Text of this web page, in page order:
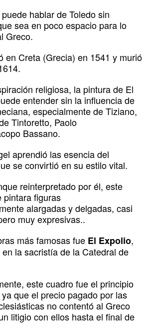
hablar de Toledo sin
sea en poco espacio para lo
Greco.
en Creta (Grecia) en 1541 y murió
religiosa, la pintura de El
entender sin la influencia de
especialmente de Tiziano,
Tintoretto, Paolo
Bassano.
aprendió las esencia del
se convirtió en su estilo vital.
reinterpretado por él, este
pintara figuras
alargadas y delgadas, casi
muy expresivas..
más famosas fue El Expolio,
la sacristía de la Catedral de
este cuadro fue el principio
que el precio pagado por las
no contentó al Greco
litigio con ellos hasta el final de